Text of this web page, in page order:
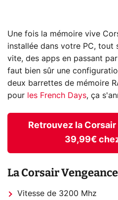
Une fois la mémoire vive
installée dans votre PC, tout
vite, des apps en passant
faut bien sûr une
deux barrettes de mémoire
pour les French Days, ça
Retrouvez la
39,99€
La Corsair
Vitesse de 3200 Mhz